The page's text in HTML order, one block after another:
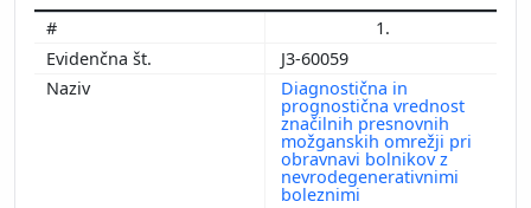
1.
J3-60059
Diagnostična in
prognostična vrednost
značilnih presnovnih
možganskih omrežji pri
obravnavi bolnikov z
nevrodegenerativnimi
boleznimi